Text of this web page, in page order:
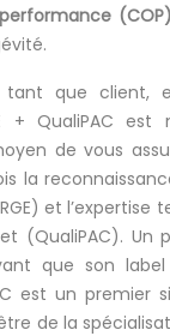
(COP)
tant que client,
+ QualiPAC est
de vous
la
et l’expertise
(QualiPAC). Un
que son label
est un premier
de la